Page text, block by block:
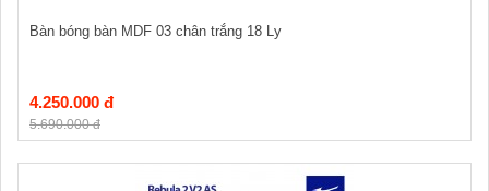
Bàn bóng bàn MDF 03 chân trắng 18 Ly
4.250.000 đ
5.690.000 đ